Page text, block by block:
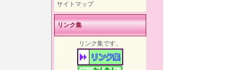
サイトマップ
リンク集
リンク集です。